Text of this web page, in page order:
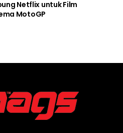
Netflix untuk Film
MotoGP